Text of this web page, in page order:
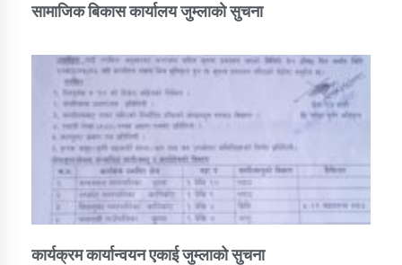
सामाजिक बिकास कार्यालय जुम्लाकाे सुचना
कार्यक्रम कार्यान्वयन एकाई जुम्लाको सुचना